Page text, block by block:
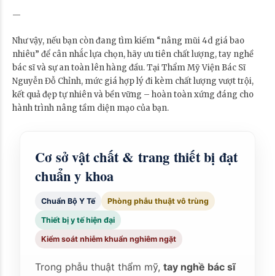
—
Như vậy, nếu bạn còn đang tìm kiếm “nâng mũi 4d giá bao
nhiêu” để cân nhắc lựa chọn, hãy ưu tiên chất lượng, tay nghề
bác sĩ và sự an toàn lên hàng đầu. Tại Thẩm Mỹ Viện Bác Sĩ
Nguyễn Đỗ Chỉnh, mức giá hợp lý đi kèm chất lượng vượt trội,
kết quả đẹp tự nhiên và bền vững – hoàn toàn xứng đáng cho
hành trình nâng tầm diện mạo của bạn.
Cơ sở vật chất & trang thiết bị đạt
chuẩn y khoa
Chuẩn Bộ Y Tế Phòng phẫu thuật vô trùng
Thiết bị y tế hiện đại
Kiểm soát nhiễm khuẩn nghiêm ngặt
Trong phẫu thuật thẩm mỹ,tay nghề bác sĩ